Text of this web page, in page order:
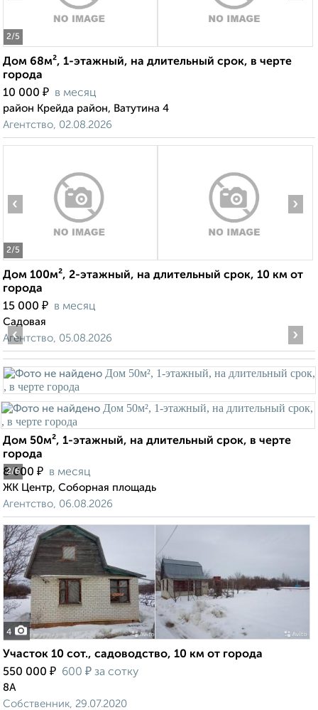
2/5
Дом 68м², 1-этажный, на длительный срок, в черте
города
10 000 ₽ в месяц
район Крейда район, Ватутина 4
Агентство, 02.08.2026
2/5
‹ ›
Дом 100м², 2-этажный, на длительный срок, 10 км от
города
15 000 ₽ в месяц
Садовая
Агентство, 05.08.2026
2/6
‹ ›
Дом 50м², 1-этажный, на длительный срок, в черте
города
8 000 ₽ в месяц
ЖК Центр, Соборная площадь
Агентство, 06.08.2026
4
Участок 10 сот., садоводство, 10 км от города
550 000 ₽ 600 ₽ за сотку
8А
Собственник, 29.07.2020